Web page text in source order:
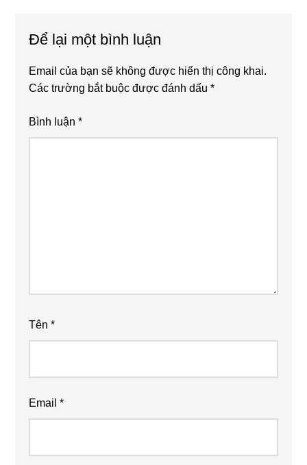
Để lại một bình luận
Email của bạn sẽ không được hiển thị công khai.
Các trường bắt buộc được đánh dấu*
Bình luận*
Tên*
Email*